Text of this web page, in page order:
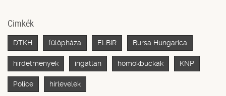
Cimkék
DTKH fülöpháza ELBIR Bursa Hungarica
hirdetmények ingatlan homokbuckák KNP
Police hírlevelek